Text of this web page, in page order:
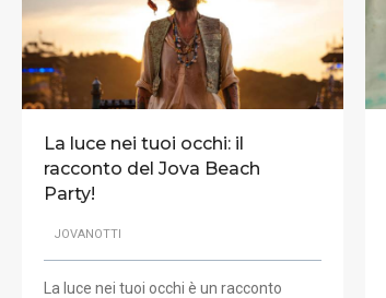
La luce nei tuoi occhi: il
racconto del Jova Beach
Party!
JOVANOTTI
La luce nei tuoi occhi è un racconto